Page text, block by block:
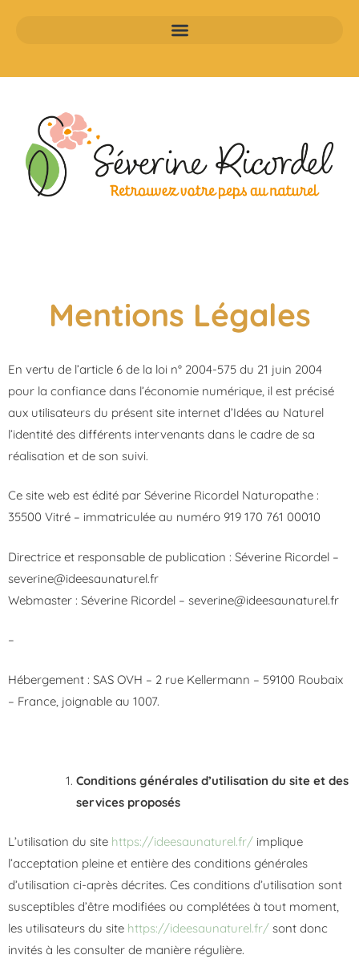
Mentions Légales
En vertu de l’article 6 de la loi n° 2004-575 du 21 juin 2004
pour la confiance dans l’économie numérique, il est précisé
aux utilisateurs du présent site internet d’Idées au Naturel
l’identité des différents intervenants dans le cadre de sa
réalisation et de son suivi.
Ce site web est édité par Séverine Ricordel Naturopathe :
35500 Vitré – immatriculée au numéro 919 170 761 00010
Directrice et responsable de publication : Séverine Ricordel –
severine@ideesaunaturel.fr
Webmaster : Séverine Ricordel – severine@ideesaunaturel.fr
–
Hébergement : SAS OVH – 2 rue Kellermann – 59100 Roubaix
– France, joignable au 1007.
Conditions générales d’utilisation du site et des
services proposés
L’utilisation du site https://ideesaunaturel.fr/ implique
l’acceptation pleine et entière des conditions générales
d’utilisation ci-après décrites. Ces conditions d’utilisation sont
susceptibles d’être modifiées ou complétées à tout moment,
les utilisateurs du site https://ideesaunaturel.fr/ sont donc
invités à les consulter de manière régulière.